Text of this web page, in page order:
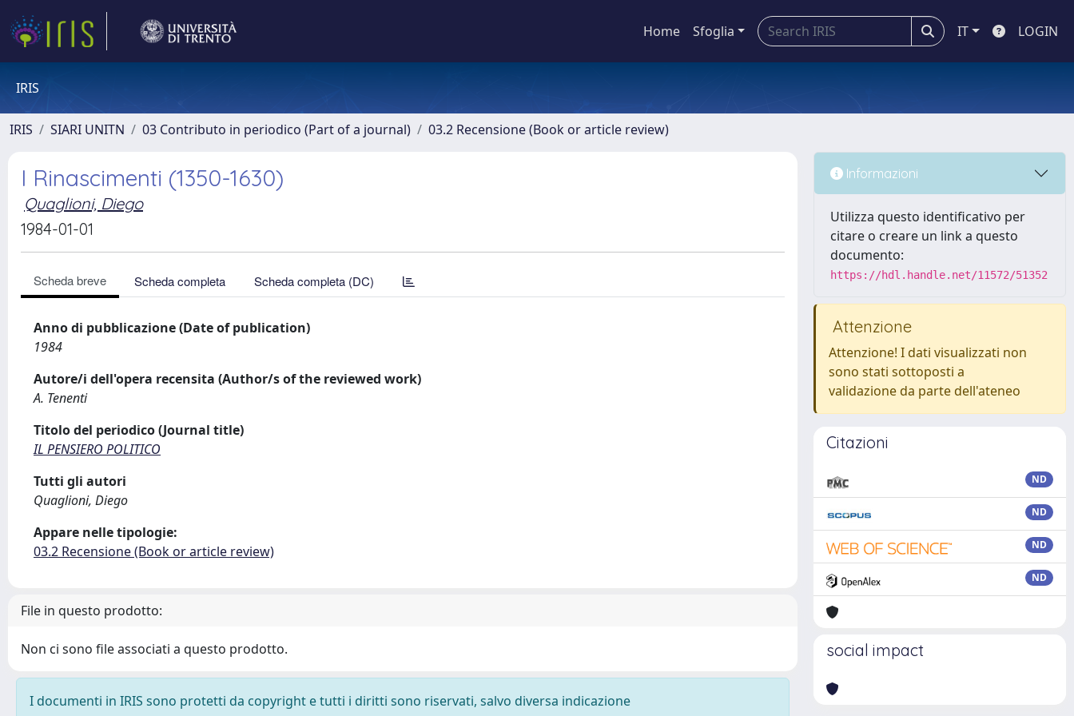
Home Sfoglia IT LOGIN
IRIS
IRIS SIARI UNITN 03 Contributo in periodico (Part of a journal) 03.2 Recensione (Book or article review)
I Rinascimenti (1350-1630)
Quaglioni, Diego
1984-01-01
Scheda breve Scheda completa Scheda completa (DC)
Anno di pubblicazione (Date of publication)
1984
Autore/i dell'opera recensita (Author/s of the reviewed work)
A. Tenenti
Titolo del periodico (Journal title)
IL PENSIERO POLITICO
Tutti gli autori
Quaglioni, Diego
Appare nelle tipologie:
03.2 Recensione (Book or article review)
File in questo prodotto:
Non ci sono file associati a questo prodotto.
I documenti in IRIS sono protetti da copyright e tutti i diritti sono riservati, salvo diversa indicazione
Informazioni
Utilizza questo identificativo per
citare o creare un link a questo
documento:
https://hdl.handle.net/11572/51352
Attenzione
Attenzione! I dati visualizzati non
sono stati sottoposti a
validazione da parte dell'ateneo
Citazioni
ND
ND
ND
ND
social impact